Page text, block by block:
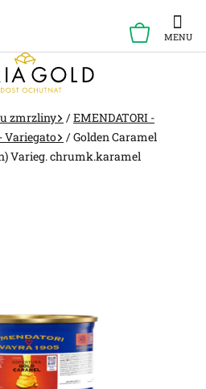
KOŠÍK
zmrzliny /EMENDATORI -
Variegato /Golden Caramel
Varieg. chrumk.karamel